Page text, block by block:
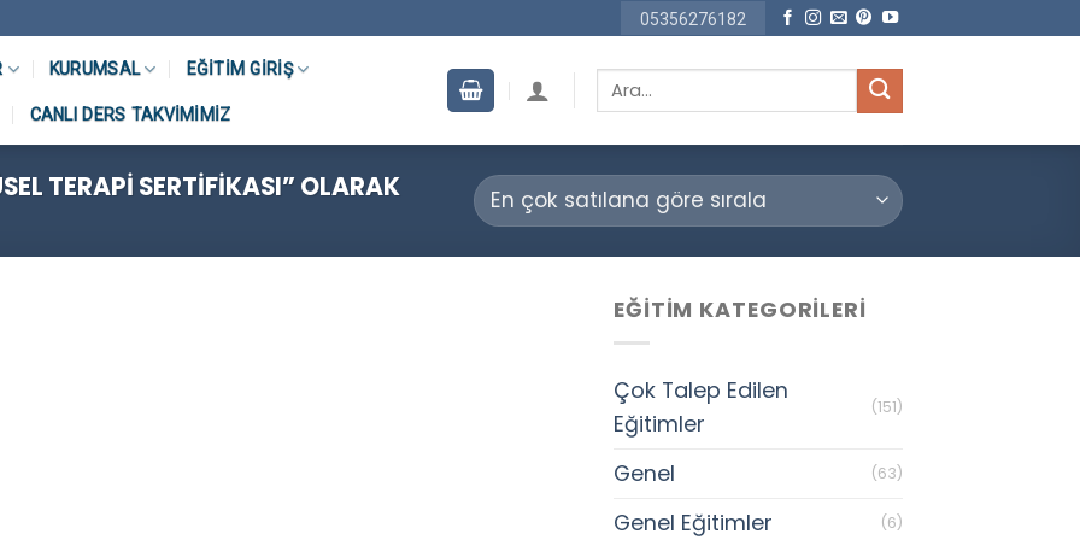
05356276182
KURUMSAL EĞITIM GIRIŞ
CANLI DERS TAKVIMIMIZ
Ara:
TERAPI SERTIFIKASI” OLARAK
EĞITIM KATEGORILERI
Çok Talep Edilen
Eğitimler
(151)
Genel (63)
Genel Eğitimler (6)